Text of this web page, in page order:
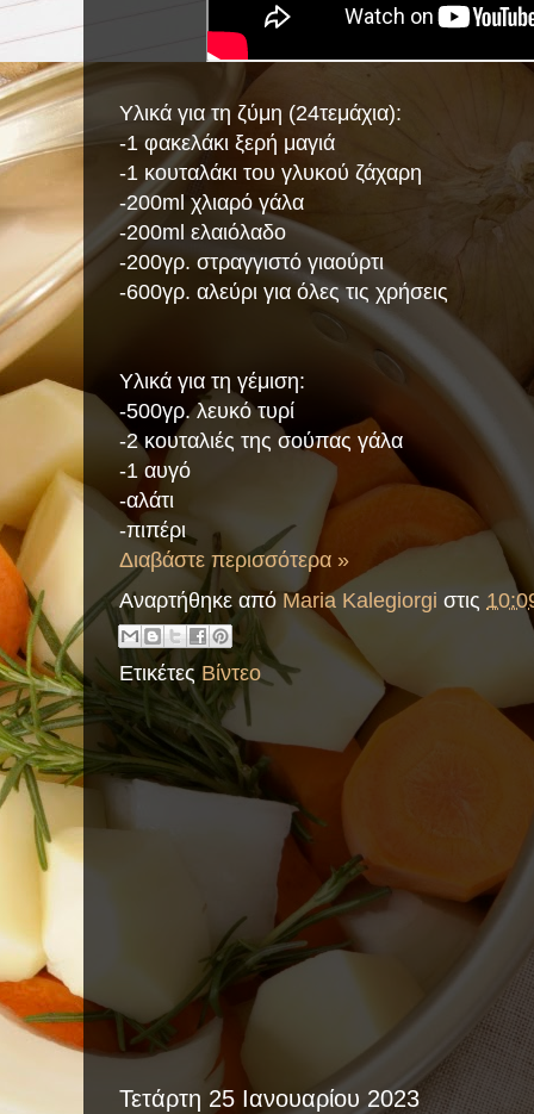
Υλικά για τη ζύμη (24τεμάχια):
-1 φακελάκι ξερή μαγιά
-1 κουταλάκι του γλυκού ζάχαρη
-200ml χλιαρό γάλα
-200ml ελαιόλαδο
-200γρ. στραγγιστό γιαούρτι
-600γρ. αλεύρι για όλες τις χρήσεις
Υλικά για τη γέμιση:
-500γρ. λευκό τυρί
-2 κουταλιές της σούπας γάλα
-1 αυγό
-αλάτι
-πιπέρι
Διαβάστε περισσότερα »
Αναρτήθηκε από Maria Kalegiorgi στις
Ετικέτες Βίντεο
Τετάρτη 25 Ιανουαρίου 2023